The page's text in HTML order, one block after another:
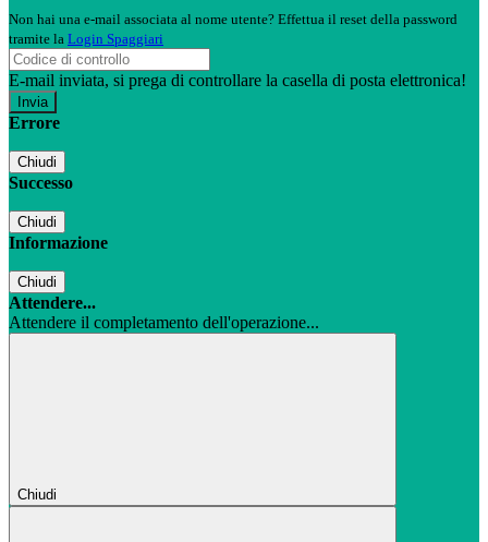
Non hai una e-mail associata al nome utente? Effettua il reset della password
tramite la Login Spaggiari
E-mail inviata, si prega di controllare la casella di posta elettronica!
Errore
Chiudi
Successo
Chiudi
Informazione
Chiudi
Attendere...
Attendere il completamento dell'operazione...
Chiudi